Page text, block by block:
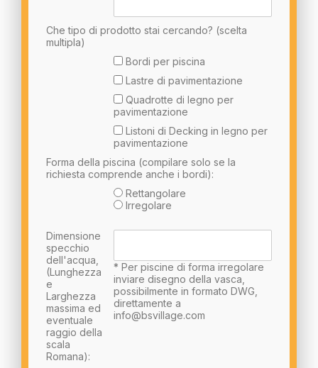
Che tipo di prodotto stai cercando? (scelta
multipla)
Bordi per piscina
Lastre di pavimentazione
Quadrotte di legno per
pavimentazione
Listoni di Decking in legno per
pavimentazione
Forma della piscina (compilare solo se la
richiesta comprende anche i bordi):
Rettangolare
Irregolare
Dimensione
specchio
dell'acqua,
(Lunghezza
e
Larghezza
massima ed
eventuale
raggio della
scala
Romana):
* Per piscine di forma irregolare
inviare disegno della vasca,
possibilmente in formato DWG,
direttamente a
info@bsvillage.com